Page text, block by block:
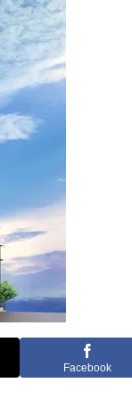
Facebook